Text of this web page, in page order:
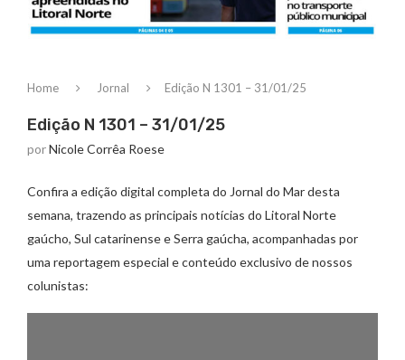
Home Jornal Edição N 1301 – 31/01/25
Edição N 1301 – 31/01/25
porNicole Corrêa Roese
Confira a edição digital completa do Jornal do Mar desta
semana, trazendo as principais notícias do Litoral Norte
gaúcho, Sul catarinense e Serra gaúcha, acompanhadas por
uma reportagem especial e conteúdo exclusivo de nossos
colunistas: